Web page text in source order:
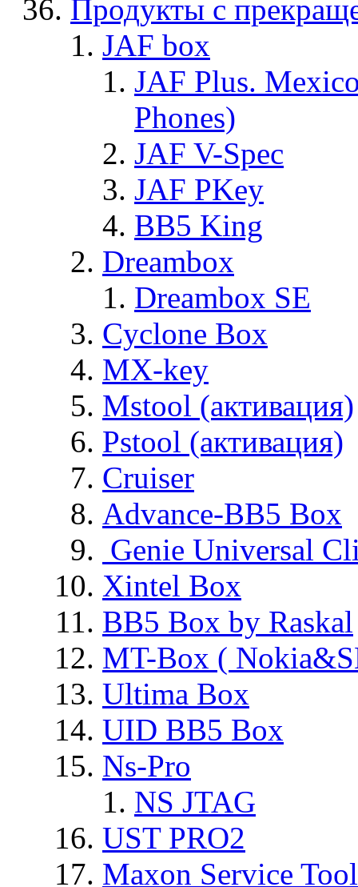
Продукты с
JAF box
JAF Plus.
Phones)
JAF V-Spec
JAF PKey
BB5 King
Dreambox
Dreambox SE
Cyclone Box
MX-key
Mstool (активация)
Pstool (активация)
Cruiser
Advance-BB5 Box
Genie Universal
Xintel Box
BB5 Box by Raskal
MT-Box (
Ultima Box
UID BB5 Box
Ns-Pro
NS JTAG
UST PRO2
Maxon Service